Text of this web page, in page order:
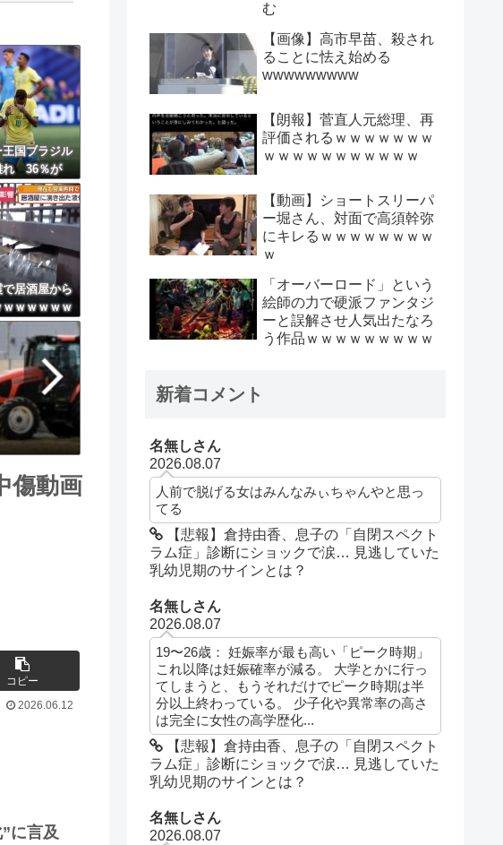
相互RSS
相互RSS
国ブラジル
れ 36％が
居酒屋から
ｗｗｗｗｗ
傷動画
コピー
2026.06.12
に言及
む
【画像】高市早苗、殺され
ることに怯え始める
wwwwwwwww
【朗報】菅直人元総理、再
評価されるｗｗｗｗｗｗｗ
ｗｗｗｗｗｗｗｗｗｗｗ
【動画】ショートスリーパ
ー堀さん、対面で高須幹弥
にキレるｗｗｗｗｗｗｗｗ
ｗ
「オーバーロード」という
絵師の力で硬派ファンタジ
ーと誤解させ人気出たなろ
う作品ｗｗｗｗｗｗｗｗｗ
新着コメント
名無しさん
2026.08.07
人前で脱げる女はみんなみぃちゃんやと思っ
てる
【悲報】倉持由香、息子の「自閉スペクト
ラム症」診断にショックで涙… 見逃していた
乳幼児期のサインとは？
名無しさん
2026.08.07
19〜26歳： 妊娠率が最も高い「ピーク時期」
これ以降は妊娠確率が減る。 大学とかに行っ
てしまうと、もうそれだけでピーク時期は半
分以上終わっている。 少子化や異常率の高さ
は完全に女性の高学歴化...
【悲報】倉持由香、息子の「自閉スペクト
ラム症」診断にショックで涙… 見逃していた
乳幼児期のサインとは？
名無しさん
2026.08.07